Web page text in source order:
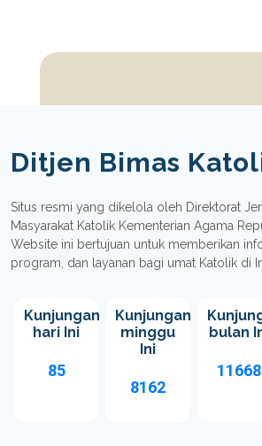
Ditjen Bimas
Situs resmi yang dikelola oleh Direktorat
Masyarakat Katolik Kementerian Agama
Website ini bertujuan untuk memberikan
program, dan layanan bagi umat Katolik di
Kunjungan
hari Ini
85
Kunjungan
minggu
Ini
8162
bulan
11668